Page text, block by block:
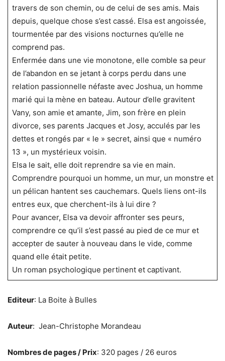
travers de son chemin, ou de celui de ses amis. Mais
depuis, quelque chose s’est cassé. Elsa est angoissée,
tourmentée par des visions nocturnes qu’elle ne
comprend pas.
Enfermée dans une vie monotone, elle comble sa peur
de l’abandon en se jetant à corps perdu dans une
relation passionnelle néfaste avec Joshua, un homme
marié qui la mène en bateau. Autour d’elle gravitent
Vany, son amie et amante, Jim, son frère en plein
divorce, ses parents Jacques et Josy, acculés par les
dettes et rongés par « le » secret, ainsi que « numéro
13 », un mystérieux voisin.
Elsa le sait, elle doit reprendre sa vie en main.
Comprendre pourquoi un homme, un mur, un monstre et
un pélican hantent ses cauchemars. Quels liens ont-ils
entres eux, que cherchent-ils à lui dire ?
Pour avancer, Elsa va devoir affronter ses peurs,
comprendre ce qu’il s’est passé au pied de ce mur et
accepter de sauter à nouveau dans le vide, comme
quand elle était petite.
Un roman psychologique pertinent et captivant.
Editeur: La Boite à Bulles
Auteur: Jean-Christophe Morandeau
Nombres de pages / Prix: 320 pages / 26 euros